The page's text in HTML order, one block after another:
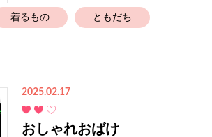
着るもの ともだち
2025.02.17
おしゃれおばけ